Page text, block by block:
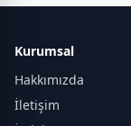
Kurumsal
Hakkımızda
İletişim